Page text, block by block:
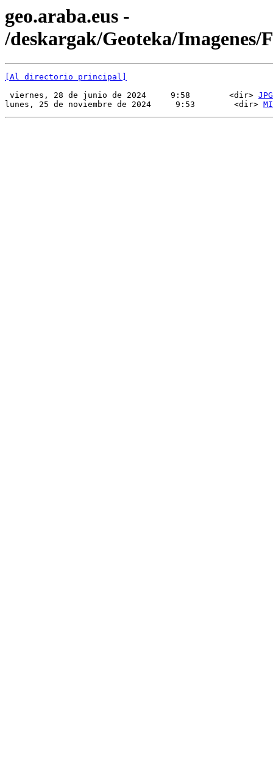
geo.araba.eus -
/deskargak/Geoteka/Imagenes/
[Al directorio principal]
viernes, 28 de junio de 2024     9:58        <dir> JPG
lunes, 25 de noviembre de 2024     9:53        <dir>